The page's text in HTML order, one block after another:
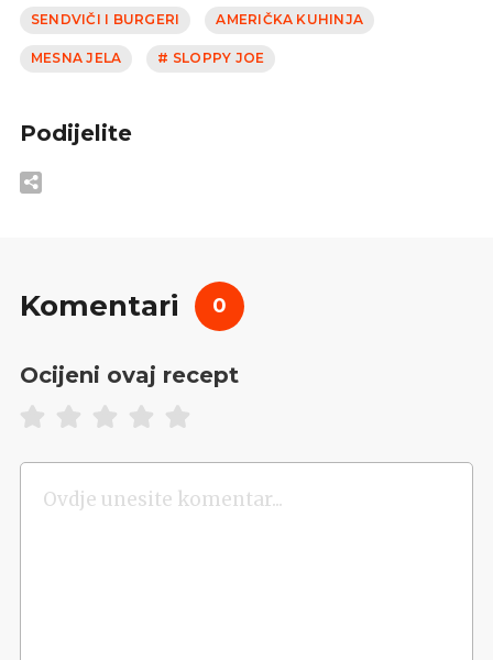
SENDVIČI I BURGERI AMERIČKA KUHINJA
MESNA JELA # SLOPPY JOE
Podijelite
Komentari 0
Ocijeni ovaj recept